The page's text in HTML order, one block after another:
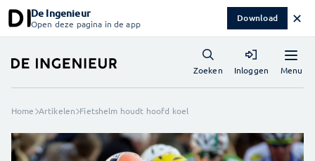
De Ingenieur
Open deze pagina in de app Download ✕
Menu
Zoeken Inloggen
Home Artikelen Fietshelm houdt hoofd koel